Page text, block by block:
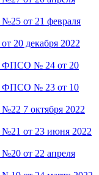
от 21 февраля
20 декабря 2022
ФПСО № 24 от 20
ФПСО № 23 от 10
7 октября 2022
№21 от 23 июня 2022
от 22 апреля